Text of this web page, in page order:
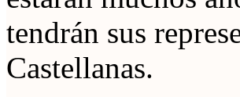
tendrán sus
Castellanas.